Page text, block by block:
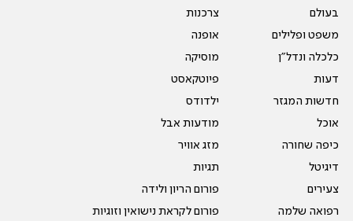
בעולם
משפט ופלילים
כלכלה ונדל"ן
דעות
חדשות המגזר
אוכל
כיפה שחורה
דיגיטל
צעירים
רפואה שלמה
צרכנות
אופנה
מוסיקה
פיוטקאסט
ילדודס
מודעות אבל
מזג אוויר
תגיות
פורום הריון ולידה
פורום לקראת נישואין וזוגיות